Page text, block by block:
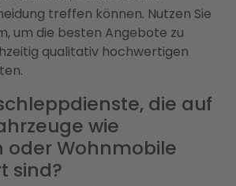
treffen können. Nutzen Sie
um die besten Angebote zu
qualitativ hochwertigen
die auf
wie
oder Wohnmobile
sind?